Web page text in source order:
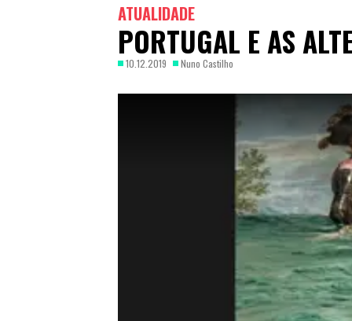
ATUALIDADE
PORTUGAL E AS
10.12.2019 Nuno Castilho